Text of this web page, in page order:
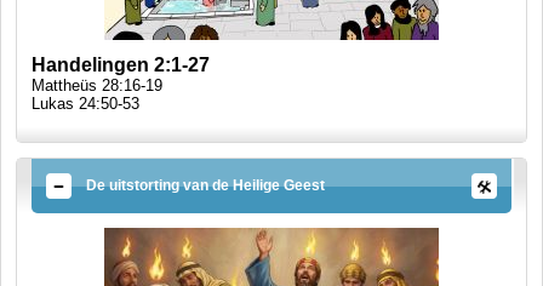
Handelingen 2:1-27
Mattheüs 28:16-19
Lukas 24:50-53
De uitstorting van de Heilige Geest